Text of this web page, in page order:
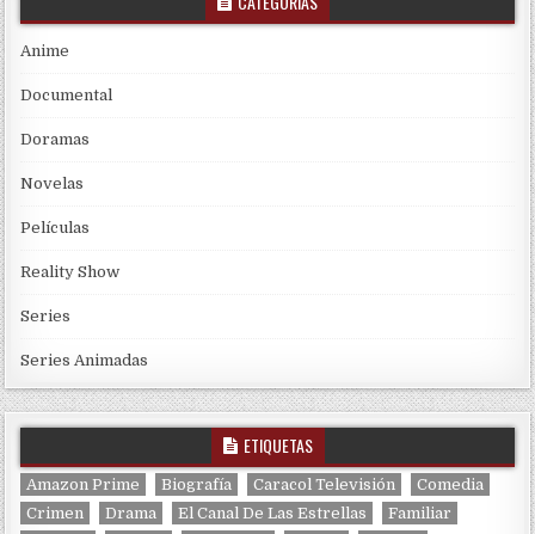
Anime
Documental
Doramas
Novelas
Películas
Reality Show
Series
Series Animadas
ETIQUETAS
Amazon Prime Biografía Caracol Televisión
Comedia
Crimen
Drama El Canal De Las Estrellas
Familiar